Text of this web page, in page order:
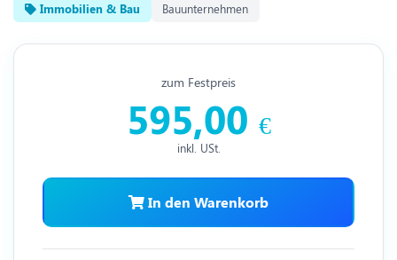
Immobilien & Bau Bauunternehmen
zum Festpreis
595,00 €
inkl. USt.
In den Warenkorb